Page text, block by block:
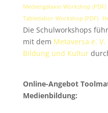
Mediengalaxie-Workshop (PDF)
Tabletlabor-Workshop (PDF)
Die Schulworkshops
mit dem Metaversa e.
Bildung und Kultur
Online-Angebot
Medienbildung: